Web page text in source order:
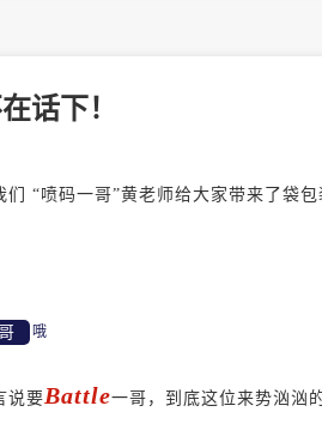
话下！
“喷码一哥”黄老师给大家带来了袋
哦
说要Battle一哥，到底这位来势汹汹